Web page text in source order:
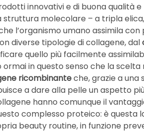
innovativi e di buona qualità
struttura molecolare – a tripla
l’organismo umano assimila
diverse tipologie di collagene, dal
quello più facilmente
in questo senso che la
ricombinanteche, grazie a
a dare alla pelle un aspetto
hanno comunque il
complesso proteico: è
beauty routine, in funzione